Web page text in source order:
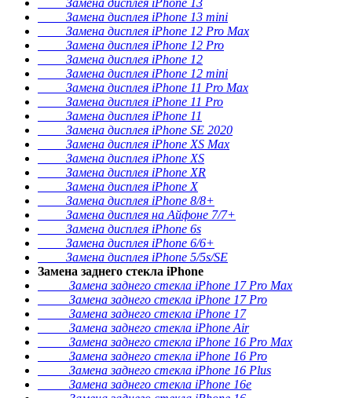
Замена дисплея iPhone 13
Замена дисплея iPhone 13 mini
Замена дисплея iPhone 12 Pro Max
Замена дисплея iPhone 12 Pro
Замена дисплея iPhone 12
Замена дисплея iPhone 12 mini
Замена дисплея iPhone 11 Pro Max
Замена дисплея iPhone 11 Pro
Замена дисплея iPhone 11
Замена дисплея iPhone SE 2020
Замена дисплея iPhone XS Max
Замена дисплея iPhone XS
Замена дисплея iPhone XR
Замена дисплея iPhone X
Замена дисплея iPhone 8/8+
Замена дисплея на Айфоне 7/7+
Замена дисплея iPhone 6s
Замена дисплея iPhone 6/6+
Замена дисплея iPhone 5/5s/SE
Замена заднего стекла iPhone
Замена заднего стекла iPhone 17 Pro Max
Замена заднего стекла iPhone 17 Pro
Замена заднего стекла iPhone 17
Замена заднего стекла iPhone Air
Замена заднего стекла iPhone 16 Pro Max
Замена заднего стекла iPhone 16 Pro
Замена заднего стекла iPhone 16 Plus
Замена заднего стекла iPhone 16e